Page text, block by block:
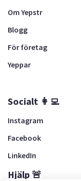
Om Yepstr
Blogg
För företag
Yeppar
Socialt 👩‍💻
Instagram
Facebook
LinkedIn
Hjälp 🚨